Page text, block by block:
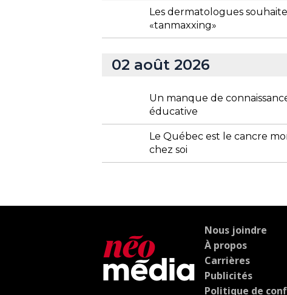
Les dermatologues
«tanmaxxing»
02 août 2026
Un manque de
éducative
Le Québec est le cancre
chez soi
Nous joindre
À propos
Carrières
Publicités
Politique de